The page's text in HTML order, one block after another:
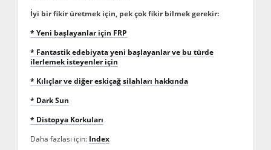
İyi bir fikir üretmek için, pek çok fikir bilmek gerekir:
* Yeni başlayanlar için FRP
* Fantastik edebiyata yeni başlayanlar ve bu türde
ilerlemek isteyenler için
* Kılıçlar ve diğer eskiçağ silahları hakkında
* Dark Sun
* Distopya Korkuları
Daha fazlası için: Index